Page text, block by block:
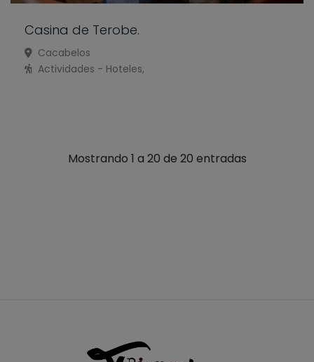
Casina de Terobe.
Cacabelos
Actividades - Hoteles,
Mostrando 1 a 20 de 20 entradas